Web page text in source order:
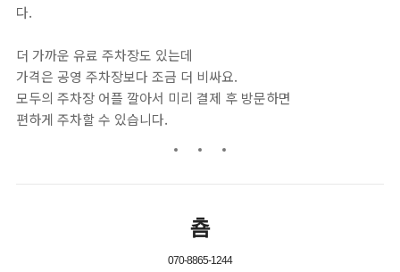
다.
더 가까운 유료 주차장도 있는데
가격은 공영 주차장보다 조금 더 비싸요.
모두의 주차장 어플 깔아서 미리 결제 후 방문하면
편하게 주차할 수 있습니다.